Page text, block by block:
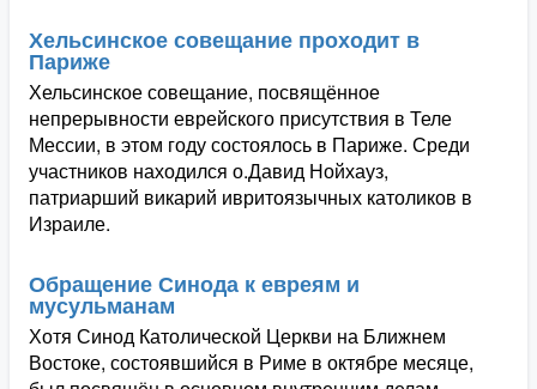
Хельсинское совещание проходит в
Париже
Хельсинское совещание, посвящённое
непрерывности еврейского присутствия в Теле
Мессии, в этом году состоялось в Париже. Среди
участников находился о.Давид Нойхауз,
патриарший викарий ивритоязычных католиков в
Израиле.
Обращение Синода к евреям и
мусульманам
Хотя Синод Католической Церкви на Ближнем
Востоке, состоявшийся в Риме в октябре месяце,